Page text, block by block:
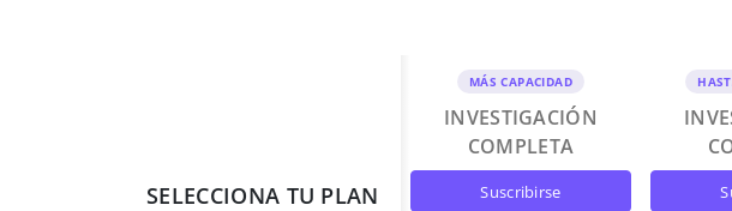
SELECCIONA TU PLAN
MÁS CAPACIDAD
INVESTIGACIÓN
COMPLETA
suscribirse